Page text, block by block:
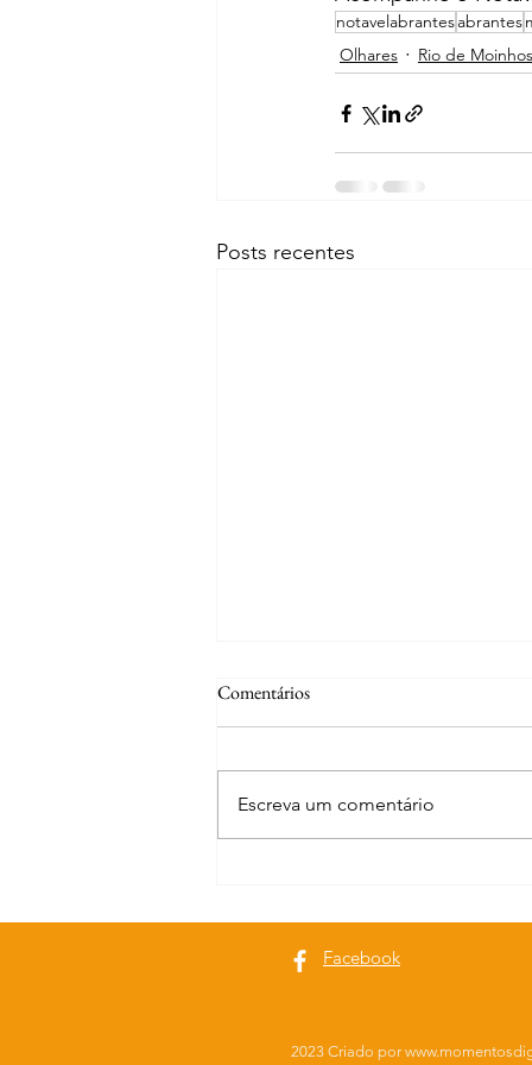
notavelabrantesabrantes
Olhares
Rio de Moinhos
Posts recentes
Comentários
Escreva um comentário
Facebook
2023 Criado por